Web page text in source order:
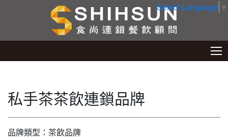
Select Language ▼
私手茶茶飲連鎖品牌
品牌類型：茶飲品牌